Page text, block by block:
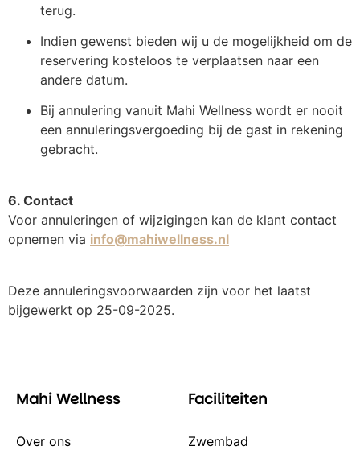
terug.
Indien gewenst bieden wij u de mogelijkheid om de
reservering kosteloos te verplaatsen naar een
andere datum.
Bij annulering vanuit Mahi Wellness wordt er nooit
een annuleringsvergoeding bij de gast in rekening
gebracht.
6. Contact
Voor annuleringen of wijzigingen kan de klant contact
opnemen via info@mahiwellness.nl
Deze annuleringsvoorwaarden zijn voor het laatst
bijgewerkt op 25-09-2025.
Mahi Wellness
Over ons
Faciliteiten
Zwembad